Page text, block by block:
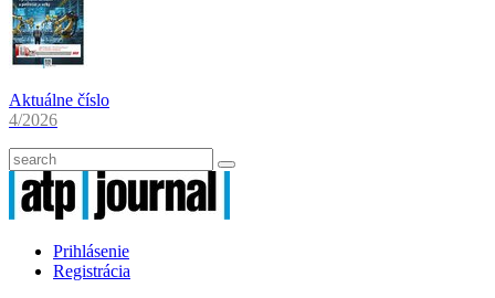
Aktuálne číslo
4/2026
Prihlásenie
Registrácia